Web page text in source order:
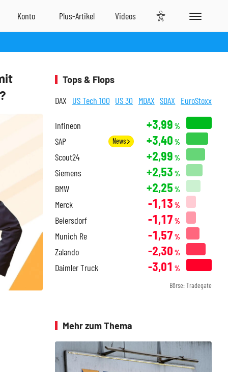
Tops & Flops
DAX US Tech 100 US 30 MDAX SDAX EuroStoxx
Infineon +3,99 %
SAP News +3,40 %
Scout24 +2,99 %
Siemens +2,53 %
BMW +2,25 %
Merck -1,13 %
Beiersdorf -1,17 %
Munich Re -1,57 %
Zalando -2,30 %
Daimler Truck -3,01 %
Börse: Tradegate
Mehr zum Thema